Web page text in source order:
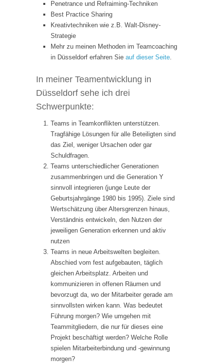
Penetrance und Refraiming-Techniken
Best Practice Sharing
Kreativtechniken wie z.B. Walt-Disney-
Strategie
Mehr zu meinen Methoden im Teamcoaching
in Düsseldorf erfahren Sie auf dieser Seite.
In meiner Teamentwicklung in
Düsseldorf sehe ich drei
Schwerpunkte:
Teams in Teamkonflikten unterstützen.
Tragfähige Lösungen für alle Beteiligten sind
das Ziel, weniger Ursachen oder gar
Schuldfragen.
Teams unterschiedlicher Generationen
zusammenbringen und die Generation Y
sinnvoll integrieren (junge Leute der
Geburtsjahrgänge 1980 bis 1995). Ziele sind
Wertschätzung über Altersgrenzen hinaus,
Verständnis entwickeln, den Nutzen der
jeweiligen Generation erkennen und aktiv
nutzen
Teams in neue Arbeitswelten begleiten.
Abschied vom fest aufgebauten, täglich
gleichen Arbeitsplatz. Arbeiten und
kommunizieren in offenen Räumen und
bevorzugt da, wo der Mitarbeiter gerade am
sinnvollsten wirken kann. Was bedeutet
Führung morgen? Wie umgehen mit
Teammitgliedern, die nur für dieses eine
Projekt beschäftigt werden? Welche Rolle
spielen Mitarbeiterbindung und -gewinnung
morgen?